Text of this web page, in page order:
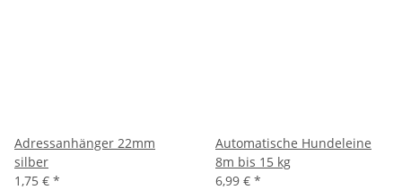
Adressanhänger 22mm
silber
1,75 € *
Automatische Hundeleine
8m bis 15 kg
6,99 € *